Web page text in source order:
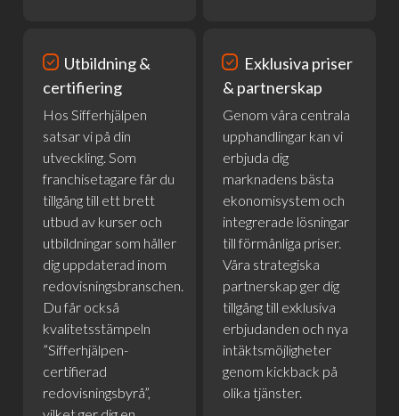
priority Utbildning &
certifiering
Hos Sifferhjälpen
satsar vi på din
utveckling. Som
franchisetagare får du
tillgång till ett brett
utbud av kurser och
utbildningar som håller
dig uppdaterad inom
redovisningsbranschen.
Du får också
kvalitetsstämpeln
”Sifferhjälpen-
certifierad
redovisningsbyrå”,
priority Exklusiva priser
& partnerskap
Genom våra centrala
upphandlingar kan vi
erbjuda dig
marknadens bästa
ekonomisystem och
integrerade lösningar
till förmånliga priser.
Våra strategiska
partnerskap ger dig
tillgång till exklusiva
erbjudanden och nya
intäktsmöjligheter
genom kickback på
olika tjänster.